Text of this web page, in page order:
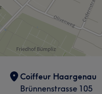
Coiffeur Haargenau
Brünnenstrasse 105